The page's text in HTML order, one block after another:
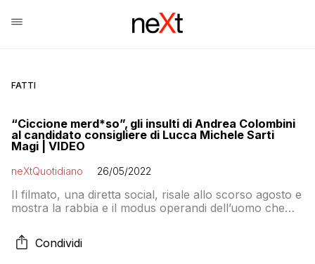
FATTI
“Ciccione merd*so”, gli insulti di Andrea Colombini
al candidato consigliere di Lucca Michele Sarti
Magi | VIDEO
neXtQuotidiano 26/05/2022
Il filmato, una diretta social, risale allo scorso agosto e
mostra la rabbia e il modus operandi dell’uomo che
(anche sessisti)
Condividi